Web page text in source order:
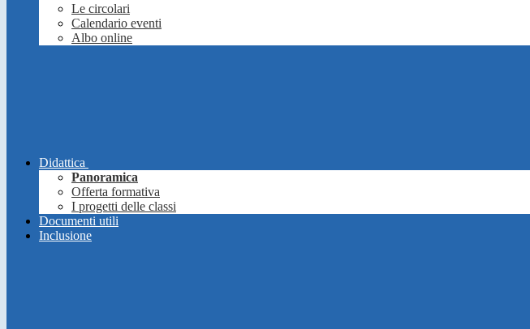
Le circolari
Calendario eventi
Albo online
Didattica
Panoramica
Offerta formativa
I progetti delle classi
Documenti utili
Inclusione